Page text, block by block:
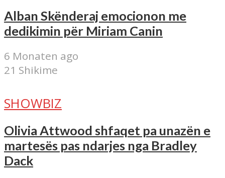
Alban Skënderaj emocionon me
dedikimin për Miriam Canin
6 Monaten ago
21 Shikime
SHOWBIZ
Olivia Attwood shfaqet pa unazën e
martesës pas ndarjes nga Bradley
Dack